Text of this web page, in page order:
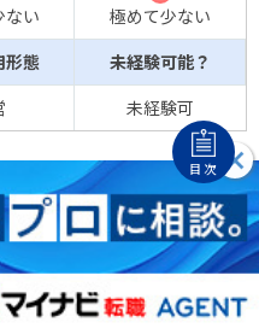
ない
極めて少ない
形態
未経験可能？
未経験可
画をYouTubeにアップロー
人でできるのは魅力的で
単ではなく、リスクは覚悟
目次